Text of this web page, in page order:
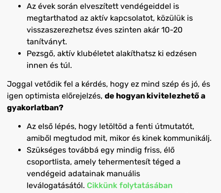
Az évek során elveszített vendégeiddel is
megtarthatod az aktív kapcsolatot, közülük is
visszaszerezhetsz éves szinten akár 10-20
tanítványt.
Pezsgő, aktív klubéletet alakíthatsz ki edzésen
innen és túl.
Joggal vetődik fel a kérdés, hogy ez mind szép és jó, és
igen optimista előrejelzés, de hogyan kivitelezhető a
gyakorlatban?
Az első lépés, hogy letöltöd a fenti útmutatót,
amiből megtudod mit, mikor és kinek kommunikálj.
Szükséges továbbá egy mindig friss, élő
csoportlista, amely tehermentesít téged a
vendégeid adatainak manuális
leválogatásától. Cikkünk folytatásában